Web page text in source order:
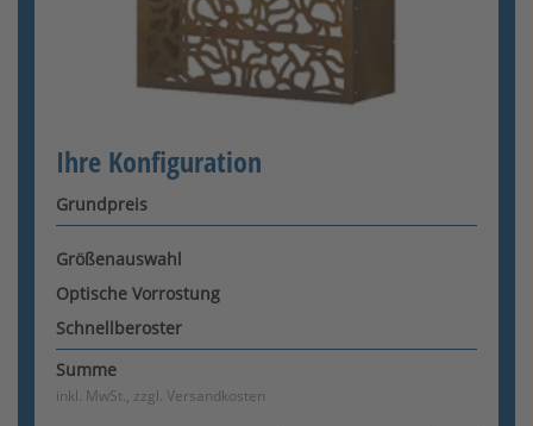
Ihre Konfiguration
Grundpreis
Größenauswahl
Optische Vorrostung
Schnellberoster
Summe
inkl. MwSt., zzgl. Versandkosten
Konfigurator wird geladen